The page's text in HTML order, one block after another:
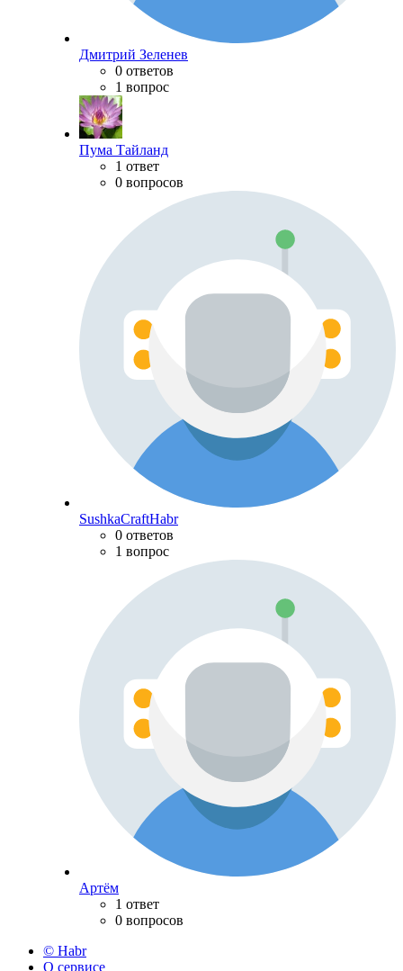
Дмитрий Зеленев
0 ответов
1 вопрос
Пума Тайланд
1 ответ
0 вопросов
SushkaCraftHabr
0 ответов
1 вопрос
Артём
1 ответ
0 вопросов
© Habr
О сервисе